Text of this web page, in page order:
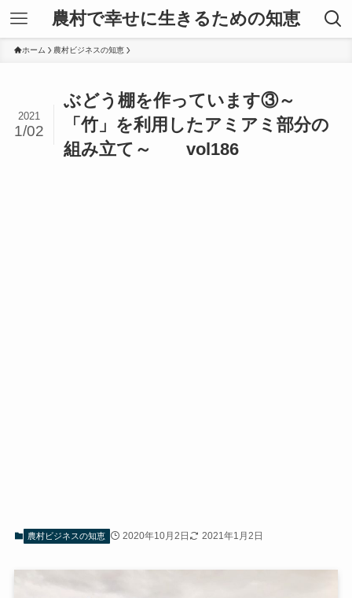
農村で幸せに生きるための知恵
ホーム 農村ビジネスの知恵
ぶどう棚を作っています③～
「竹」を利用したアミアミ部分の
組み立て～ vol186
2021
1/02
農村ビジネスの知恵 2020年10月2日 2021年1月2日